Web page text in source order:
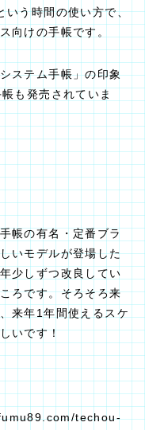
いう時間の使い方で、
向けの手帳です。
ステム手帳」の印象
も発売されていま
帳の有名・定番ブラ
いモデルが登場した
少しずつ改良してい
ろです。そろそろ来
来年1年間使えるスケ
いです！
techou-